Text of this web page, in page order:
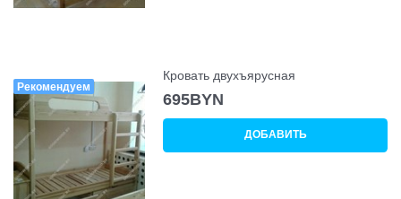
Рекомендуем
Кровать двухъярусная
695BYN
ДОБАВИТЬ